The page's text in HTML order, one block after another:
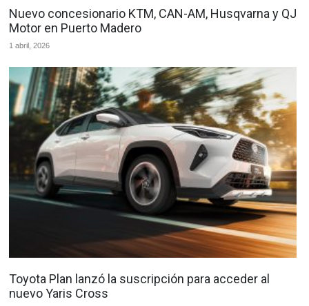
Nuevo concesionario KTM, CAN-AM, Husqvarna y QJ
Motor en Puerto Madero
1 abril, 2026
Toyota Plan lanzó la suscripción para acceder al
nuevo Yaris Cross